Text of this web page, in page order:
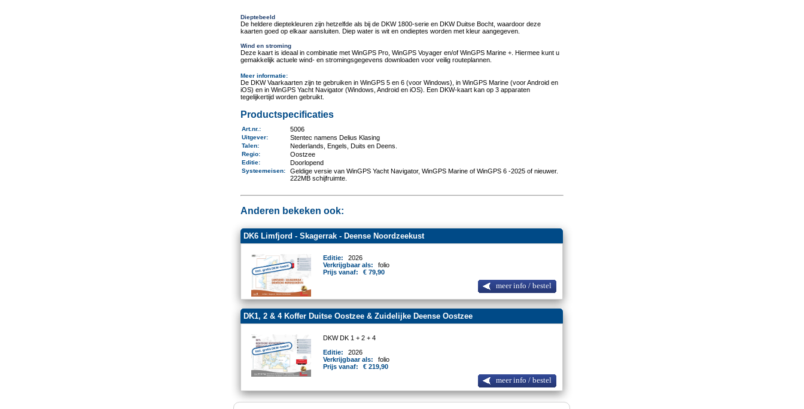
Dieptebeeld
De heldere dieptekleuren zijn hetzelfde als bij de DKW 1800-serie en DKW Duitse Bocht, waardoor deze
kaarten goed op elkaar aansluiten. Diep water is wit en ondieptes worden met kleur aangegeven.
Wind en stroming
Deze kaart is ideaal in combinatie met WinGPS Pro, WinGPS Voyager en/of WinGPS Marine +. Hiermee kunt u
gemakkelijk actuele wind- en stromingsgegevens downloaden voor veilig routeplannen.
Meer informatie:
De DKW Vaarkaarten zijn te gebruiken in WinGPS 5 en 6 (voor Windows), in WinGPS Marine (voor Android en
iOS) en in WinGPS Yacht Navigator (Windows, Android en iOS). Een DKW-kaart kan op 3 apparaten
tegelijkertijd worden gebruikt.
Productspecificaties
Art.nr. : 5006
Uitgever: Stentec namens Delius Klasing
Talen: Nederlands, Engels, Duits en Deens.
Regio: Oostzee
Editie: Doorlopend
Systeemeisen:
Geldige versie van WinGPS Yacht Navigator, WinGPS Marine of WinGPS 6 -2025 of nieuwer.
222MB schijfruimte.
Anderen bekeken ook:
DK6 Limfjord - Skagerrak - Deense Noordzeekust
Editie:
2026
Verkrijgbaar als:
folio
Prijs vanaf:
€ 79,90
meer info / bestel
DK1, 2 & 4 Koffer Duitse Oostzee & Zuidelijke Deense Oostzee
DKW DK 1 + 2 + 4
Editie:
2026
Verkrijgbaar als:
folio
Prijs vanaf:
€ 219,90
meer info / bestel